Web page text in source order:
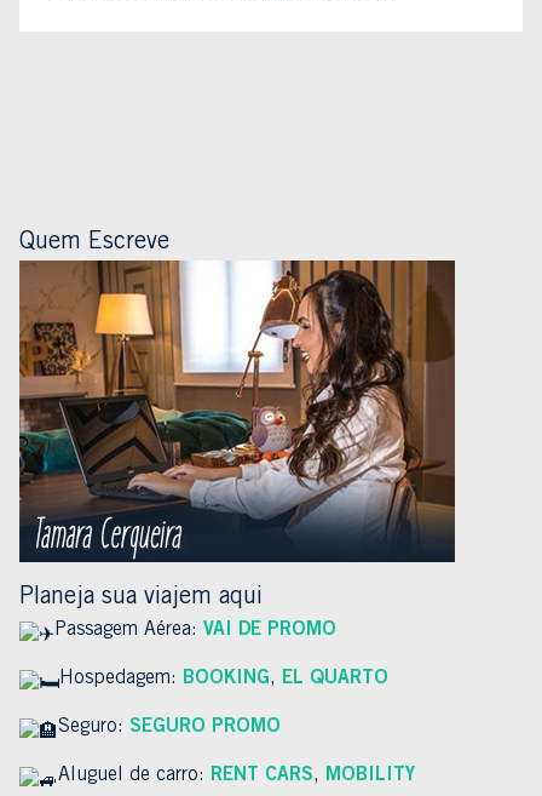
Quem Escreve
Planeja sua viajem aqui
Passagem Aérea: VAI DE PROMO
Hospedagem: BOOKING, EL QUARTO
Seguro: SEGURO PROMO
Aluguel de carro: RENT CARS, MOBILITY